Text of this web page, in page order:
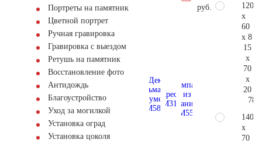
Портреты на памятник
Цветной портрет
Ручная гравировка
Гравировка с выездом
Ретушь на памятник
Восстановление фото
Антидождь
Благоустройство
Уход за могилкой
Установка оград
Установка цоколя
руб.
120
x
60
x 8
15
x
70
x
20
140
x
70